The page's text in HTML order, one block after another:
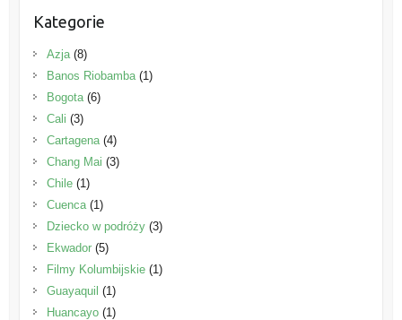
Kategorie
Azja(8)
Banos Riobamba(1)
Bogota(6)
Cali (3)
Cartagena(4)
Chang Mai (3)
Chile(1)
Cuenca(1)
Dziecko w podróży(3)
Ekwador(5)
Filmy Kolumbijskie(1)
Guayaquil (1)
Huancayo(1)